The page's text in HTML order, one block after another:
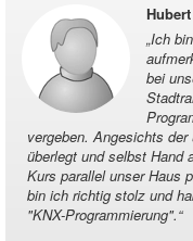
„Ich
bei
vergeben. Angesichts
überlegt und selbst Hand
Kurs parallel unser Haus
bin ich richtig stolz und
"KNX-Programmierung".“